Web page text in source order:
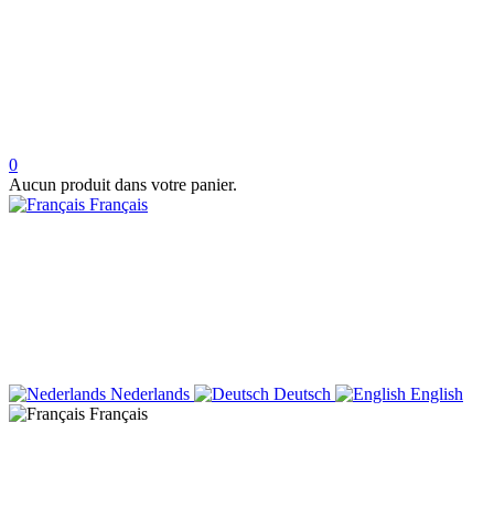
0
Aucun produit dans votre panier.
Français
Nederlands Deutsch
English
Français